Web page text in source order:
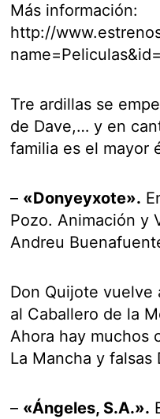
Más información:
http://
Tre ardillas se
de Dave,… y en
familia es el mayor
– «Donyeyxote».
Pozo. Animación y
Andreu
Don Quijote vuelve
al Caballero de la
Ahora hay muchos
La Mancha y falsas
– «Ángeles, S.A.».